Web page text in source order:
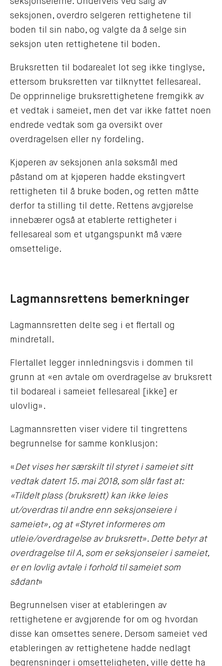
seksjonen, overdro selgeren rettighetene til
boden til sin nabo, og valgte da å selge sin
seksjon uten rettighetene til boden.
Bruksretten til bodarealet lot seg ikke tinglyse,
ettersom bruksretten var tilknyttet fellesareal.
De opprinnelige bruksrettighetene fremgikk av
et vedtak i sameiet, men det var ikke fattet noen
endrede vedtak som ga oversikt over
overdragelsen eller ny fordeling.
Kjøperen av seksjonen anla søksmål med
påstand om at kjøperen hadde ekstingvert
rettigheten til å bruke boden, og retten måtte
derfor ta stilling til dette. Rettens avgjørelse
innebærer også at etablerte rettigheter i
fellesareal som et utgangspunkt må være
omsettelige.
Lagmannsrettens bemerkninger
Lagmannsretten delte seg i et flertall og
mindretall.
Flertallet legger innledningsvis i dommen til
grunn at «en avtale om overdragelse av bruksrett
til bodareal i sameiet fellesareal [ikke] er
ulovlig».
Lagmannsretten viser videre til tingrettens
begrunnelse for samme konklusjon:
« Det vises her særskilt til styret i sameiet sitt
vedtak datert 15. mai 2018, som slår fast at:
«Tildelt plass (bruksrett) kan ikke leies
ut/overdras til andre enn seksjonseiere i
sameiet», og at «Styret informeres om
utleie/overdragelse av bruksrett». Dette betyr at
overdragelse til A, som er seksjonseier i sameiet,
er en lovlig avtale i forhold til sameiet som
sådant»
Begrunnelsen viser at etableringen av
rettighetene er avgjørende for om og hvordan
disse kan omsettes senere. Dersom sameiet ved
etableringen av rettighetene hadde nedlagt
begrensninger i omsetteligheten, ville dette ha